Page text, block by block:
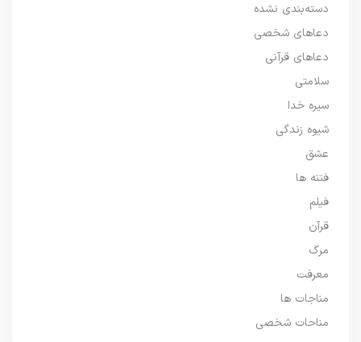
دسته‌بندی نشده
دعاهای شخصی
دعاهای قرآنی
سلامتی
سیره خدا
شیوه زندگی
عشق
فتنه ها
فیلم
قرآن
مرگ
معرفت
مناجات ها
مناحات شخصی